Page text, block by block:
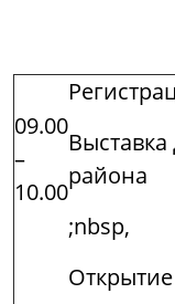
09.00
–
10.00
района
;nbsp,